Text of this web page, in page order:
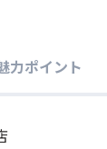
力ポイント